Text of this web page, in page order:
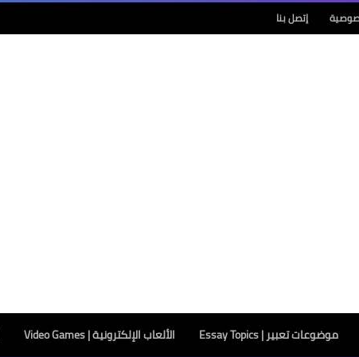
إتصل بنا
موضوعات تعبير | Essay Topics الألعاب الإلكترونية | Video Games